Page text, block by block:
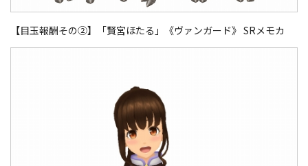
【目玉報酬その②】「賢宮ほたる」《ヴァンガード》 SRメモカ